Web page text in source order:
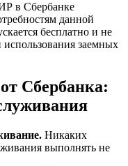
в Сбербанке
данной
бесплатно и не
заемных
Сбербанка:
Никаких
выполнять не